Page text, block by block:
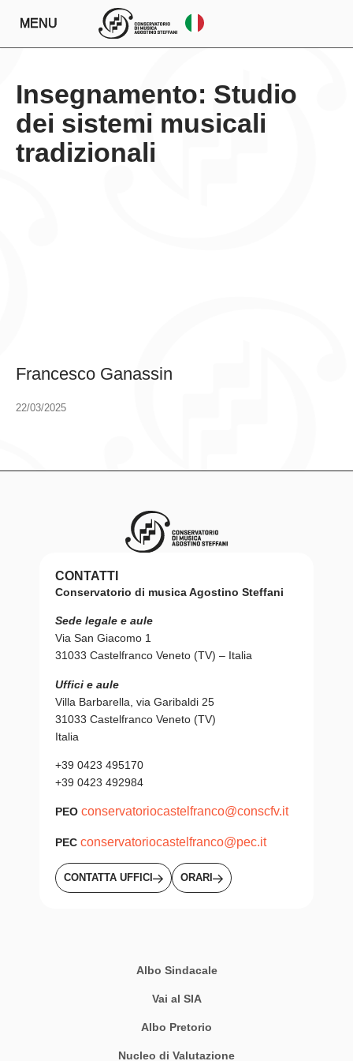
MENU
Insegnamento: Studio
dei sistemi musicali
tradizionali
Francesco Ganassin
22/03/2025
CONTATTI
Conservatorio di musica Agostino Steffani
Sede legale e aule
Via San Giacomo 1
31033 Castelfranco Veneto (TV) – Italia
Uffici e aule
Villa Barbarella, via Garibaldi 25
31033 Castelfranco Veneto (TV)
Italia
+39 0423 495170
+39 0423 492984
PEO conservatoriocastelfranco@conscfv.it
PEC conservatoriocastelfranco@pec.it
CONTATTA UFFICI ORARI
Albo Sindacale
Vai al SIA
Albo Pretorio
Nucleo di Valutazione